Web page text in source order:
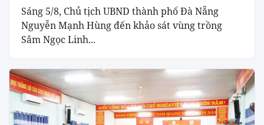
Sáng 5/8, Chủ tịch UBND thành phố Đà Nẵng
Nguyễn Mạnh Hùng đến khảo sát vùng trồng
Sâm Ngọc Linh...